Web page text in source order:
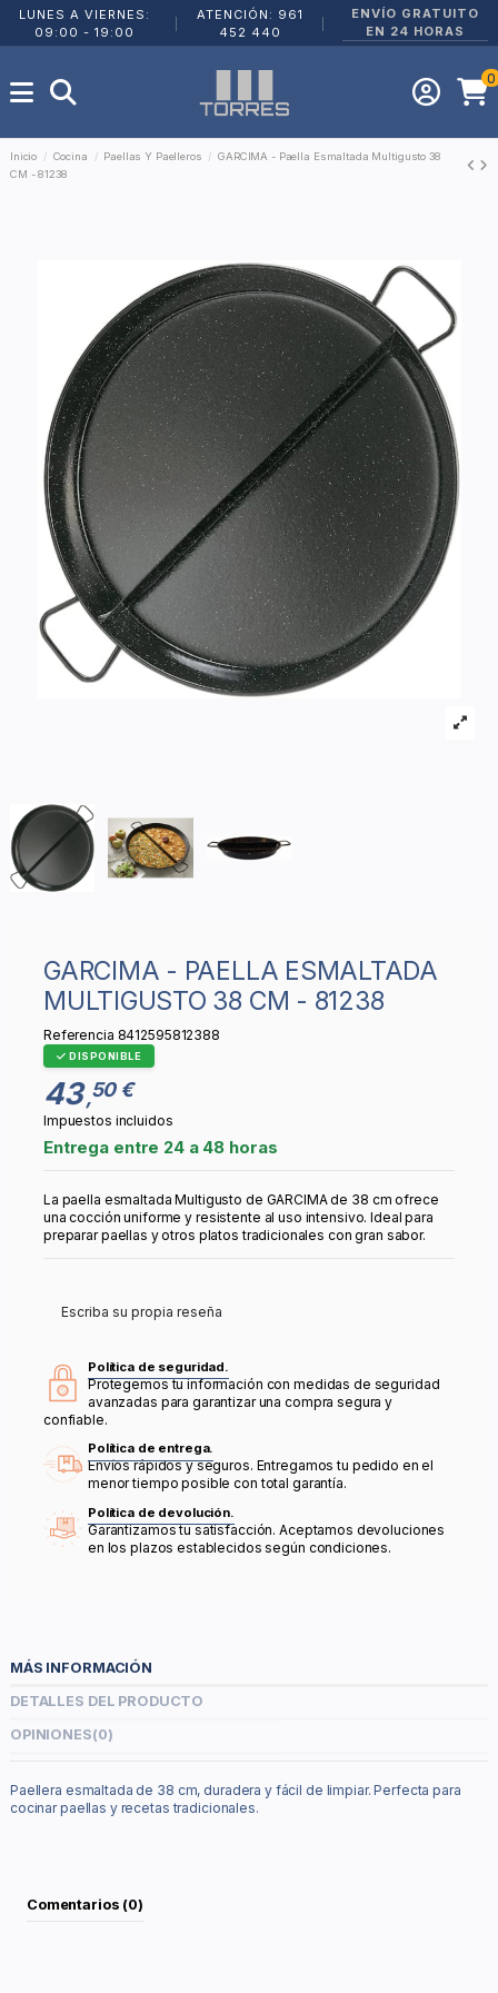
LUNES A VIERNES:
09:00 - 19:00
ATENCIÓN: 961
452 440
ENVÍO GRATUITO
EN 24 HORAS
0
Inicio Cocina Paellas Y Paelleros
GARCIMA - Paella Esmaltada Multigusto 38
CM - 81238
GARCIMA - PAELLA ESMALTADA
MULTIGUSTO 38 CM - 81238
Referencia 8412595812388
DISPONIBLE
43 ,50 €
Impuestos incluidos
Entrega entre 24 a 48 horas
La paella esmaltada Multigusto de GARCIMA de 38 cm ofrece
una cocción uniforme y resistente al uso intensivo. Ideal para
preparar paellas y otros platos tradicionales con gran sabor.
Escriba su propia reseña
Política de seguridad.
Protegemos tu información con medidas de seguridad
avanzadas para garantizar una compra segura y
confiable.
Política de entrega.
Envíos rápidos y seguros. Entregamos tu pedido en el
menor tiempo posible con total garantía.
Política de devolución.
Garantizamos tu satisfacción. Aceptamos devoluciones
en los plazos establecidos según condiciones.
MÁS INFORMACIÓN
DETALLES DEL PRODUCTO
OPINIONES(0)
Paellera esmaltada de 38 cm, duradera y fácil de limpiar. Perfecta para
cocinar paellas y recetas tradicionales.
Comentarios (0)